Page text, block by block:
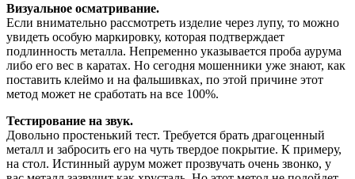
Визуальное осматривание.
Если внимательно рассмотреть изделие через лупу, то можно
увидеть особую маркировку, которая подтверждает
подлинность металла. Непременно указывается проба аурума
либо его вес в каратах. Но сегодня мошенники уже знают, как
поставить клеймо и на фальшивках, по этой причине этот
метод может не сработать на все 100%.
Тестирование на звук.
Довольно простенький тест. Требуется брать драгоценный
металл и забросить его на чуть твердое покрытие. К примеру,
на стол. Истинный аурум может прозвучать очень звонко, у